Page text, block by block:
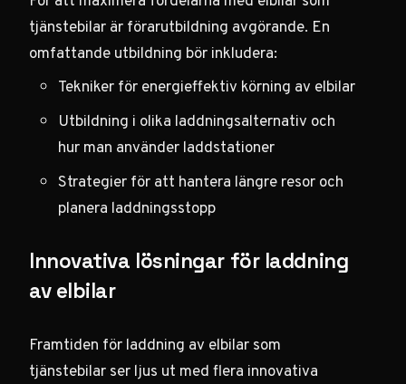
tjänstebilar är förarutbildning avgörande. En
omfattande utbildning bör inkludera:
Tekniker för energieffektiv körning av elbilar
Utbildning i olika laddningsalternativ och
hur man använder laddstationer
Strategier för att hantera längre resor och
planera laddningsstopp
Innovativa lösningar för laddning
av elbilar
Framtiden för laddning av elbilar som
tjänstebilar ser ljus ut med flera innovativa